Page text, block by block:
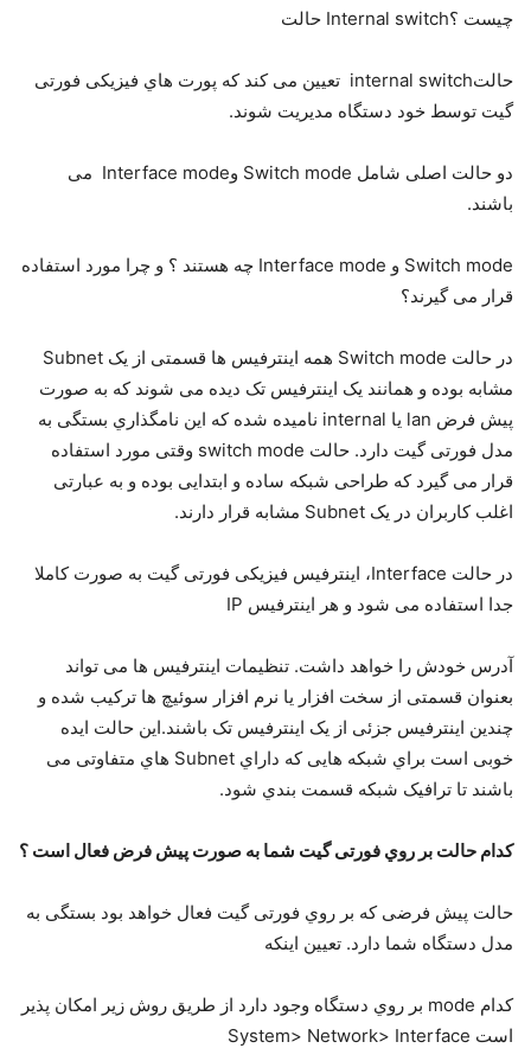
ﭼﯿﺴﺖ ؟Internal switch ﺣﺎﻟﺖ
ﺣﺎﻟﺖinternal switch ﺗﻌﯿﯿﻦ ﻣﯽ ﮐﻨﺪ ﮐﻪ ﭘﻮرت ﻫﺎي ﻓﯿﺰﯾﮑﯽ ﻓﻮرﺗﯽ
ﮔﯿﺖ ﺗﻮﺳﻂ ﺧﻮد دﺳﺘﮕﺎه ﻣﺪﯾﺮﯾﺖ ﺷﻮﻧﺪ.
دو ﺣﺎﻟﺖ اﺻﻠﯽ ﺷﺎﻣﻞ Switch mode وInterface mode ﻣﯽ
ﺑﺎﺷﻨﺪ.
Switch mode و Interface mode ﭼﻪ ﻫﺴﺘﻨﺪ ؟ و ﭼﺮا ﻣﻮرد اﺳﺘﻔﺎده
ﻗﺮار ﻣﯽ ﮔﯿﺮﻧﺪ؟
در ﺣﺎﻟﺖ Switch mode ﻫﻤﻪ اﯾﻨﺘﺮﻓﯿﺲ ﻫﺎ ﻗﺴﻤﺘﯽ از ﯾﮏ Subnet
ﻣﺸﺎﺑﻪ ﺑﻮده و ﻫﻤﺎﻧﻨﺪ ﯾﮏ اﯾﻨﺘﺮﻓﯿﺲ ﺗﮏ دﯾﺪه ﻣﯽ ﺷﻮﻧﺪ ﮐﻪ ﺑﻪ ﺻﻮرت
ﭘﯿﺶ ﻓﺮض lan ﯾﺎ internal ﻧﺎﻣﯿﺪه ﺷﺪه ﮐﻪ اﯾﻦ ﻧﺎﻣﮕﺬاري ﺑﺴﺘﮕﯽ ﺑﻪ
ﻣﺪل ﻓﻮرﺗﯽ ﮔﯿﺖ دارد. ﺣﺎﻟﺖ switch mode وﻗﺘﯽ ﻣﻮرد اﺳﺘﻔﺎده
ﻗﺮار ﻣﯽ ﮔﯿﺮد ﮐﻪ ﻃﺮاﺣﯽ ﺷﺒﮑﻪ ﺳﺎده و اﺑﺘﺪاﯾﯽ ﺑﻮده و ﺑﻪ ﻋﺒﺎرﺗﯽ
اﻏﻠﺐ ﮐﺎرﺑﺮان در ﯾﮏ Subnet ﻣﺸﺎﺑﻪ ﻗﺮار دارﻧﺪ.
در ﺣﺎﻟﺖ Interface، اﯾﻨﺘﺮﻓﯿﺲ ﻓﯿﺰﯾﮑﯽ ﻓﻮرﺗﯽ ﮔﯿﺖ ﺑﻪ ﺻﻮرت ﮐﺎﻣﻼ
ﺟﺪا اﺳﺘﻔﺎده ﻣﯽ ﺷﻮد و ﻫﺮ اﯾﻨﺘﺮﻓﯿﺲ IP
آدرس ﺧﻮدش را ﺧﻮاﻫﺪ داﺷﺖ. ﺗﻨﻈﯿﻤﺎت اﯾﻨﺘﺮﻓﯿﺲ ﻫﺎ ﻣﯽ ﺗﻮاﻧﺪ
ﺑﻌﻨﻮان ﻗﺴﻤﺘﯽ از ﺳﺨﺖ اﻓﺰار ﯾﺎ ﻧﺮم اﻓﺰار ﺳﻮﺋﯿﭻ ﻫﺎ ﺗﺮﮐﯿﺐ ﺷﺪه و
ﭼﻨﺪﯾﻦ اﯾﻨﺘﺮﻓﯿﺲ ﺟﺰﺋﯽ از ﯾﮏ اﯾﻨﺘﺮﻓﯿﺲ ﺗﮏ ﺑﺎﺷﻨﺪ.اﯾﻦ ﺣﺎﻟﺖ اﯾﺪه
ﺧﻮﺑﯽ اﺳﺖ ﺑﺮاي ﺷﺒﮑﻪ ﻫﺎﯾﯽ ﮐﻪ داراي Subnet ﻫﺎي ﻣﺘﻔﺎوﺗﯽ ﻣﯽ
ﺑﺎﺷﻨﺪ ﺗﺎ ﺗﺮاﻓﯿﮏ ﺷﺒﮑﻪ ﻗﺴﻤﺖ ﺑﻨﺪي ﺷﻮد.
ﮐﺪام ﺣﺎﻟﺖ ﺑﺮ روي ﻓﻮرﺗﯽ ﮔﯿﺖ ﺷﻤﺎ ﺑﻪ ﺻﻮرت ﭘﯿﺶ ﻓﺮض ﻓﻌﺎل اﺳﺖ ؟
ﺣﺎﻟﺖ ﭘﯿﺶ ﻓﺮﺿﯽ ﮐﻪ ﺑﺮ روي ﻓﻮرﺗﯽ ﮔﯿﺖ ﻓﻌﺎل ﺧﻮاﻫﺪ ﺑﻮد ﺑﺴﺘﮕﯽ ﺑﻪ
ﻣﺪل دﺳﺘﮕﺎه ﺷﻤﺎ دارد. ﺗﻌﯿﯿﻦ اﯾﻨﮑﻪ
ﮐﺪام mode ﺑﺮ روي دﺳﺘﮕﺎه وﺟﻮد دارد از ﻃﺮﯾﻖ روش زﯾﺮ اﻣﮑﺎن ﭘﺬﯾﺮ
اﺳﺖ System> Network> Interface